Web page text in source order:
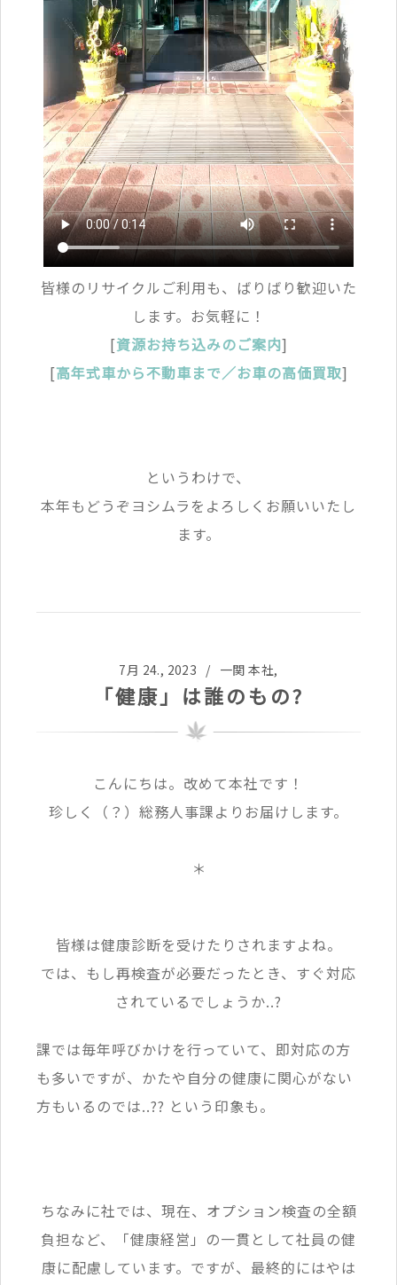
皆様のリサイクルご利用も、ばりばり歓迎いた
します。お気軽に！
[資源お持ち込みのご案内]
[高年式車から不動車まで／お車の高価買取]
というわけで、
本年もどうぞヨシムラをよろしくお願いいたし
ます。
7月 24., 2023 / 一関 本社,
「健康」は誰のもの?
こんにちは。改めて本社です！
珍しく（？）総務人事課よりお届けします。
＊
皆様は健康診断を受けたりされますよね。
では、もし再検査が必要だったとき、すぐ対応
されているでしょうか..?
課では毎年呼びかけを行っていて、即対応の方
も多いですが、かたや自分の健康に関心がない
方もいるのでは..?? という印象も。
ちなみに社では、現在、オプション検査の全額
負担など、「健康経営」の一貫として社員の健
康に配慮しています。ですが、最終的にはやは